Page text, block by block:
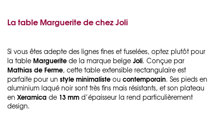
La table Marguerite de chez Joli
Si vous êtes adepte des lignes fines et fuselées, optez plutôt pour
la table Marguerite de la marque belge Joli. Conçue par
Mathias de Ferme, cette table extensible rectangulaire est
parfaite pour un style minimaliste ou contemporain. Ses pieds en
aluminium laqué noir sont très fins mais résistants, et son plateau
en Xeramica de 13 mm d’épaisseur la rend particulièrement
design.